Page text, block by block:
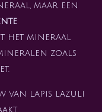
maar een
het mineraal
zoals
van lapis lazuli